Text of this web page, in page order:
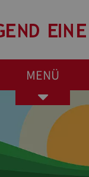
MENÜ
Toggle
navigation